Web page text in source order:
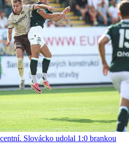
Slovácko udolal 1:0 brankou